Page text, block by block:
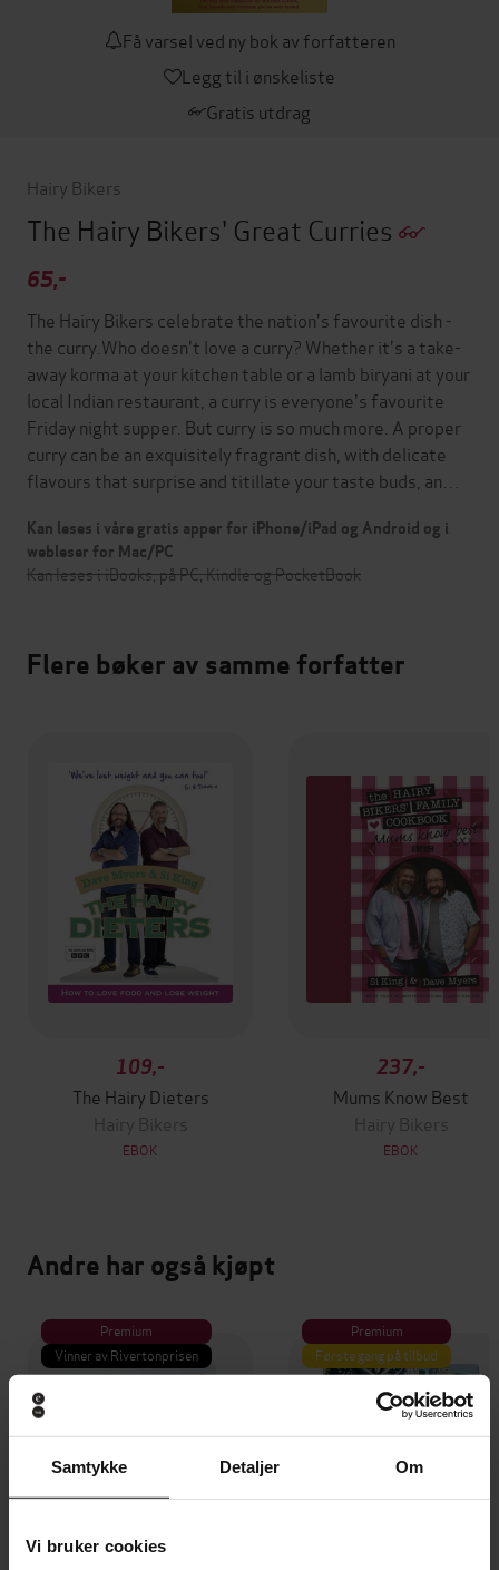
Samtykke Detaljer Om
Vi bruker cookies
Få varsel ved ny bok av forfatteren
Legg til i ønskeliste
Gratis utdrag
Hairy Bikers
The Hairy Bikers' Great Curries
65,-
The Hairy Bikers celebrate the nation's favourite dish -
the curry.Who doesn't love a curry? Whether it's a take-
away korma at your kitchen table or a lamb biryani at your
local Indian restaurant, a curry is everyone's favourite
Friday night supper. But curry is so much more. A proper
curry can be an exquisitely fragrant dish, with delicate
flavours that surprise and titillate your taste buds, an…
Kan leses i våre gratis apper for iPhone/iPad og Android og i
webleser for Mac/PC
Kan leses i iBooks, på PC, Kindle og PocketBook
Flere bøker av samme forfatter
109,-
The Hairy Dieters
Hairy Bikers
EBOK
237,-
Mums Know Best
Hairy Bikers
EBOK
Andre har også kjøpt
Premium
Vinner av Rivertonprisen
Premium
Første gang på tilbud